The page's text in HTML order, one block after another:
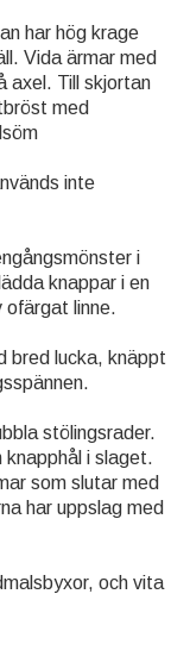
har hög krage
Vida ärmar med
axel. Till skjortan
med
inte
i
knappar i en
ofärgat linne.
bred lucka, knäppt
stölingsrader.
knapphål i slaget.
som slutar med
har uppslag med
och vita